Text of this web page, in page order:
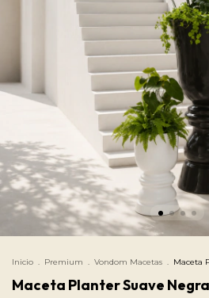
Inicio . Premium . Vondom Macetas . Maceta
Maceta Planter Suave